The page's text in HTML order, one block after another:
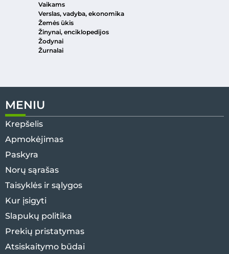
Vaikams
Verslas, vadyba, ekonomika
Žemės ūkis
Žinynai, enciklopedijos
Žodynai
Žurnalai
MENIU
Krepšelis
Apmokėjimas
Paskyra
Norų sąrašas
Taisyklės ir sąlygos
Kur įsigyti
Slapukų politika
Prekių pristatymas
Atsiskaitymo būdai